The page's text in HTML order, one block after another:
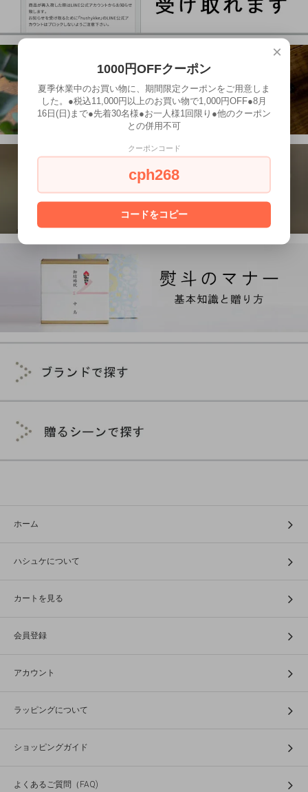
ホーム
ハシュケについて
カートを見る
会員登録
アカウント
ラッピングについて
ショッピングガイド
よくあるご質問（FAQ)
×
1000円OFFクーポン
夏季休業中のお買い物に、期間限定クーポンをご用意しま
した。●税込11,000円以上のお買い物で1,000円OFF●8月
16日(日)まで●先着30名様●お一人様1回限り●他のクーポン
との併用不可
クーポンコード
cph268
コードをコピー